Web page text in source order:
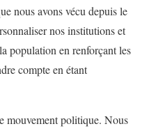
nous avons vécu depuis le
nos institutions et
population en renforçant les
compte en étant
mouvement politique. Nous